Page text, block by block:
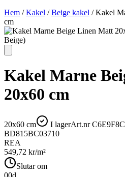
Hem /Kakel /Beige kakel /Kakel
cm
Kakel Marne
20x60 cm
20x60 cm I lagerArt.nr
BD815BC03710
REA
549,72 kr/m²
Slutar om
00d